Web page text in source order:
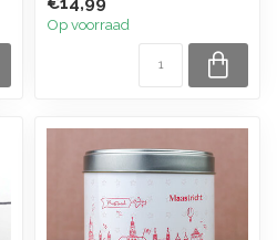
Op voorraad